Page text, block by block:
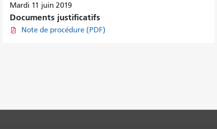
Mardi 11 juin 2019
Documents justificatifs
Note de procédure (PDF)